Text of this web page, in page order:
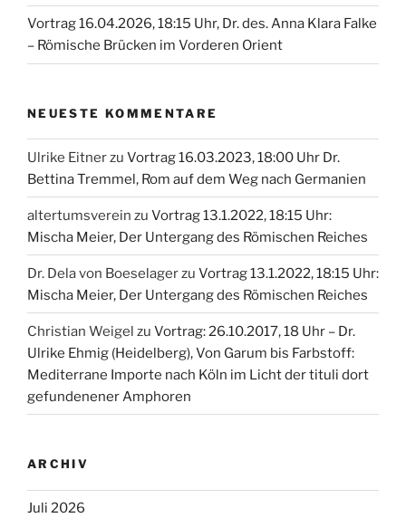
Vortrag 16.04.2026, 18:15 Uhr, Dr. des. Anna Klara Falke
– Römische Brücken im Vorderen Orient
NEUESTE KOMMENTARE
Ulrike Eitnerzu Vortrag 16.03.2023, 18:00 Uhr Dr.
Bettina Tremmel, Rom auf dem Weg nach Germanien
altertumsverein zu Vortrag 13.1.2022, 18:15 Uhr:
Mischa Meier, Der Untergang des Römischen Reiches
Dr. Dela von Boeselagerzu Vortrag 13.1.2022, 18:15 Uhr:
Mischa Meier, Der Untergang des Römischen Reiches
Christian Weigel zu Vortrag: 26.10.2017, 18 Uhr – Dr.
Ulrike Ehmig (Heidelberg), Von Garum bis Farbstoff:
Mediterrane Importe nach Köln im Licht der tituli dort
gefundenener Amphoren
ARCHIV
Juli 2026